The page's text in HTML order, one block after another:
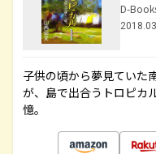
D-
子供の頃から夢見ていた
が、島で出合うトロピカ
憶。